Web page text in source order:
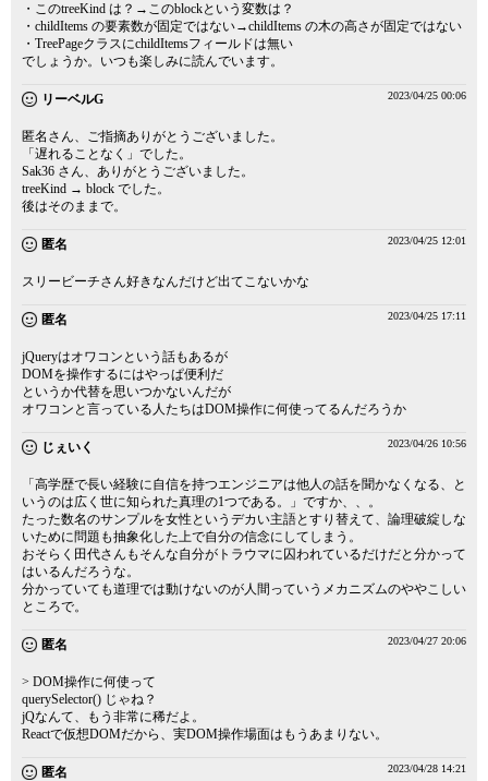
・このtreeKind は？→このblockという変数は？
・childItems の要素数が固定ではない→childItems の木の高さが固定ではない
・TreePageクラスにchildItemsフィールドは無い
でしょうか。いつも楽しみに読んでいます。
リーベルG 2023/04/25 00:06
匿名さん、ご指摘ありがとうございました。
「遅れることなく」でした。
Sak36 さん、ありがとうございました。
treeKind → block でした。
後はそのままで。
匿名 2023/04/25 12:01
スリービーチさん好きなんだけど出てこないかな
匿名 2023/04/25 17:11
jQueryはオワコンという話もあるが
DOMを操作するにはやっぱ便利だ
というか代替を思いつかないんだが
オワコンと言っている人たちはDOM操作に何使ってるんだろうか
じぇいく 2023/04/26 10:56
「高学歴で長い経験に自信を持つエンジニアは他人の話を聞かなくなる、と
いうのは広く世に知られた真理の1つである。」ですか、、。
たった数名のサンプルを女性というデカい主語とすり替えて、論理破綻しな
いために問題も抽象化した上で自分の信念にしてしまう。
おそらく田代さんもそんな自分がトラウマに囚われているだけだと分かって
はいるんだろうな。
分かっていても道理では動けないのが人間っていうメカニズムのややこしい
ところで。
匿名 2023/04/27 20:06
> DOM操作に何使って
querySelector() じゃね？
jQなんて、もう非常に稀だよ。
Reactで仮想DOMだから、実DOM操作場面はもうあまりない。
匿名 2023/04/28 14:21